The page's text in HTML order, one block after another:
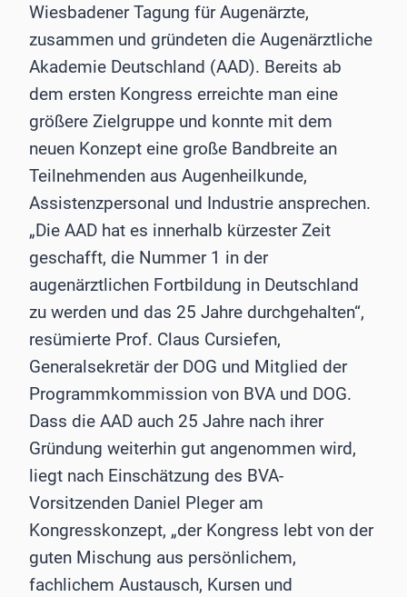
Wiesbadener Tagung für Augenärzte,
zusammen und gründeten die Augenärztliche
Akademie Deutschland (AAD). Bereits ab
dem ersten Kongress erreichte man eine
größere Zielgruppe und konnte mit dem
neuen Konzept eine große Bandbreite an
Teilnehmenden aus Augenheilkunde,
Assistenzpersonal und Industrie ansprechen.
„Die AAD hat es innerhalb kürzester Zeit
geschafft, die Nummer 1 in der
augenärztlichen Fortbildung in Deutschland
zu werden und das 25 Jahre durchgehalten“,
resümierte Prof. Claus Cursiefen,
Generalsekretär der DOG und Mitglied der
Programmkommission von BVA und DOG.
Dass die AAD auch 25 Jahre nach ihrer
Gründung weiterhin gut angenommen wird,
liegt nach Einschätzung des BVA-
Vorsitzenden Daniel Pleger am
Kongresskonzept, „der Kongress lebt von der
guten Mischung aus persönlichem,
fachlichem Austausch, Kursen und